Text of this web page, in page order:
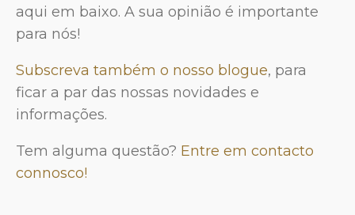
aqui em baixo. A sua opinião é importante
para nós!
Subscreva também o nosso blogue, para
ficar a par das nossas novidades e
informações.
Tem alguma questão? Entre em contacto
connosco!